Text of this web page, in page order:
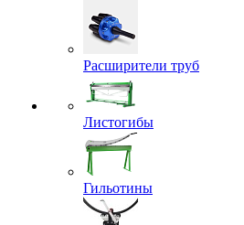
Расширители труб
Листогибы
Гильотины